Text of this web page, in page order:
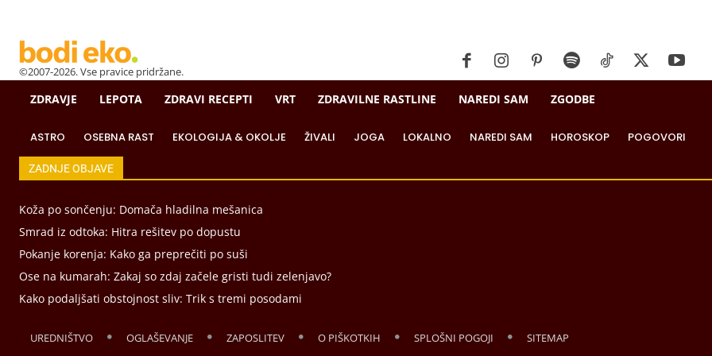
©2007-2026. Vse pravice pridržane.
ZDRAVJE LEPOTA ZDRAVI RECEPTI VRT ZDRAVILNE RASTLINE NAREDI SAM ZGODBE
ASTRO OSEBNA RAST EKOLOGIJA & OKOLJE ŽIVALI JOGA LOKALNO NAREDI SAM HOROSKOP POGOVORI
ZADNJE OBJAVE
Koža po sončenju: Domača hladilna mešanica
Smrad iz odtoka: Hitra rešitev po dopustu
Pokanje korenja: Kako ga preprečiti po suši
Ose na kumarah: Zakaj so zdaj začele gristi tudi zelenjavo?
Kako podaljšati obstojnost sliv: Trik s tremi posodami
UREDNIŠTVO OGLAŠEVANJE ZAPOSLITEV O PIŠKOTKIH SPLOŠNI POGOJI SITEMAP